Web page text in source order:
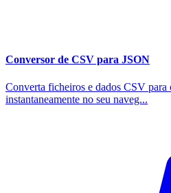
Conversor de CSV para JSON
Converta ficheiros e dados CSV para
instantaneamente no seu naveg...